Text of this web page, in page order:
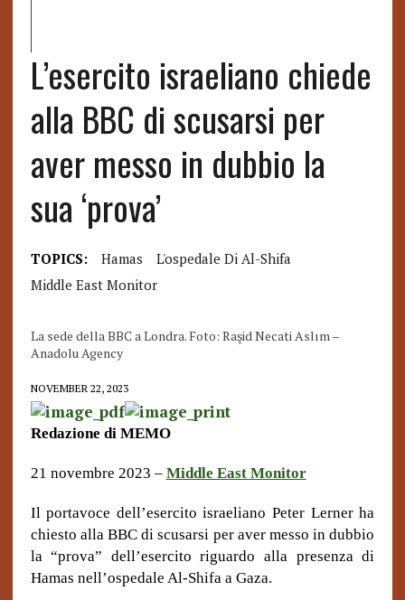
L’esercito israeliano chiede
alla BBC di scusarsi per
aver messo in dubbio la
sua ‘prova’
TOPICS: Hamas
L'ospedale Di Al-Shifa
Middle East Monitor
La sede della BBC a Londra. Foto: Raşid Necati Aslım –
Anadolu Agency
NOVEMBER 22, 2023
Redazione di MEMO
21 novembre 2023 – Middle East Monitor
Il portavoce dell’esercito israeliano Peter Lerner ha
chiesto alla BBC di scusarsi per aver messo in dubbio
la “prova” dell’esercito riguardo alla presenza di
Hamas nell’ospedale Al-Shifa a Gaza.